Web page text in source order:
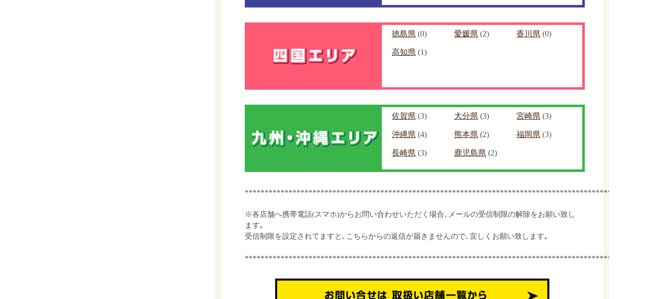
徳島県 (0) 愛媛県 (2) 香川県 (0)
高知県 (1)
佐賀県 (3) 大分県 (3) 宮崎県 (3)
沖縄県 (4) 熊本県 (2) 福岡県 (3)
長崎県 (3) 鹿児島県 (2)
**************************************************************************************************
※各店舗へ携帯電話(スマホ)からお問い合わせいただく場合､メールの受信制限の解除をお願い致し
ます｡
受信制限を設定されてますと､こちらからの返信が届きませんので､宜しくお願い致します｡
**************************************************************************************************